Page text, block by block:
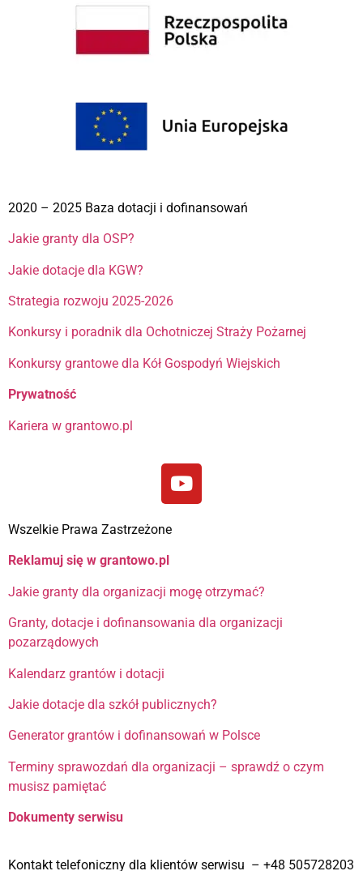
2020 – 2025 Baza dotacji i dofinansowań
Jakie granty dla OSP?
Jakie dotacje dla KGW?
Strategia rozwoju 2025-2026
Konkursy i poradnik dla Ochotniczej Straży Pożarnej
Konkursy grantowe dla Kół Gospodyń Wiejskich
Prywatność
Kariera w grantowo.pl
Wszelkie Prawa Zastrzeżone
Reklamuj się w grantowo.pl
Jakie granty dla organizacji mogę otrzymać?
Granty, dotacje i dofinansowania dla organizacji
pozarządowych
Kalendarz grantów i dotacji
Jakie dotacje dla szkół publicznych?
Generator grantów i dofinansowań w Polsce
Terminy sprawozdań dla organizacji – sprawdź o czym
musisz pamiętać
Dokumenty serwisu
Kontakt telefoniczny dla klientów serwisu – +48 505728203